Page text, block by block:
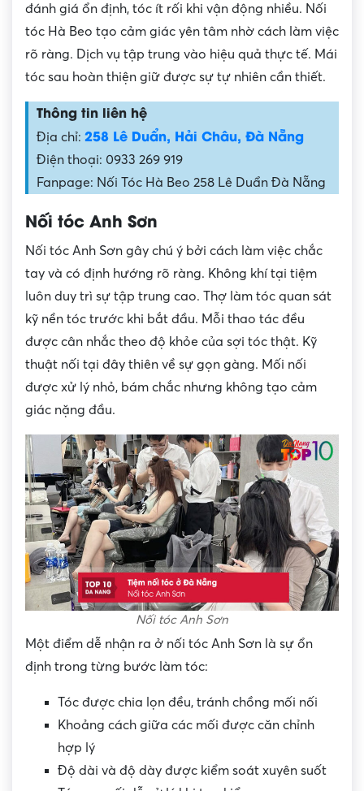
đánh giá ổn định, tóc ít rối khi vận động nhiều. Nối
tóc Hà Beo tạo cảm giác yên tâm nhờ cách làm việc
rõ ràng. Dịch vụ tập trung vào hiệu quả thực tế. Mái
tóc sau hoàn thiện giữ được sự tự nhiên cần thiết.
Thông tin liên hệ
Địa chỉ: 258 Lê Duẩn, Hải Châu, Đà Nẵng
Điện thoại: 0933 269 919
Fanpage: Nối Tóc Hà Beo 258 Lê Duẩn Đà Nẵng
Nối tóc Anh Sơn
Nối tóc Anh Sơn gây chú ý bởi cách làm việc chắc
tay và có định hướng rõ ràng. Không khí tại tiệm
luôn duy trì sự tập trung cao. Thợ làm tóc quan sát
kỹ nền tóc trước khi bắt đầu. Mỗi thao tác đều
được cân nhắc theo độ khỏe của sợi tóc thật. Kỹ
thuật nối tại đây thiên về sự gọn gàng. Mối nối
được xử lý nhỏ, bám chắc nhưng không tạo cảm
giác nặng đầu.
Nối tóc Anh Sơn
Một điểm dễ nhận ra ở nối tóc Anh Sơn là sự ổn
định trong từng bước làm tóc:
Tóc được chia lọn đều, tránh chồng mối nối
Khoảng cách giữa các mối được căn chỉnh
hợp lý
Độ dài và độ dày được kiểm soát xuyên suốt